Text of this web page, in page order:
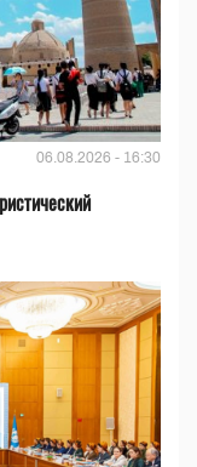
06.08.2026 - 16:30